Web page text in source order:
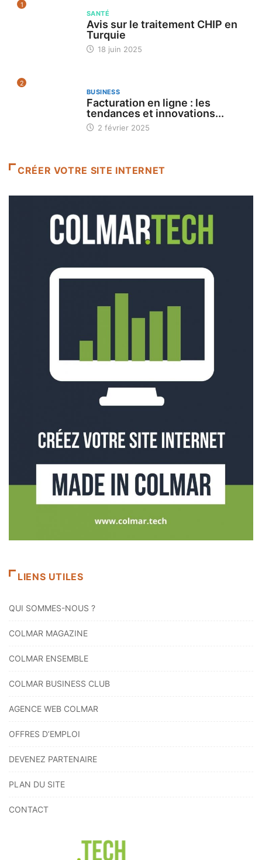
1
SANTÉ
Avis sur le traitement CHIP en
Turquie
18 juin 2025
2
BUSINESS
Facturation en ligne : les
tendances et innovations...
2 février 2025
CRÉER VOTRE SITE INTERNET
LIENS UTILES
QUI SOMMES-NOUS ?
COLMAR MAGAZINE
COLMAR ENSEMBLE
COLMAR BUSINESS CLUB
AGENCE WEB COLMAR
OFFRES D’EMPLOI
DEVENEZ PARTENAIRE
PLAN DU SITE
CONTACT